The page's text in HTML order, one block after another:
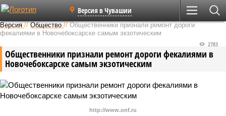
Версия в Чувашии
Версия //Общество //Общественники признали ремонт дороги
фекалиями в Новочебоксарске самым экзотическим
Общественники признали ремонт дороги фекалиями в
Новочебоксарске самым экзотическим
2783
http://www.onf.ru